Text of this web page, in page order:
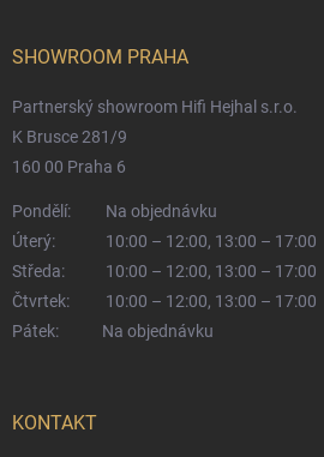
SHOWROOM PRAHA
Partnerský showroom Hifi Hejhal s.r.o.
K Brusce 281/9
160 00 Praha 6
Pondělí:
Na objednávku
Úterý:
10:00 – 12:00, 13:00 – 17:00
Středa:
10:00 – 12:00, 13:00 – 17:00
Čtvrtek:
10:00 – 12:00, 13:00 – 17:00
Pátek:
Na objednávku
KONTAKT